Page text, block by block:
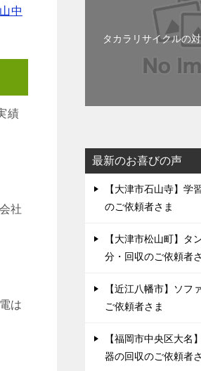
山中
績
社
は
タカラリサイクルの
最新のお喜びの声
【大津市石山寺】学
のご依頼者さま
【大津市松山町】タ
分・回収のご依頼者
【近江八幡市】ソフ
ご依頼者さま
【福岡市中央区大名
器の回収のご依頼者